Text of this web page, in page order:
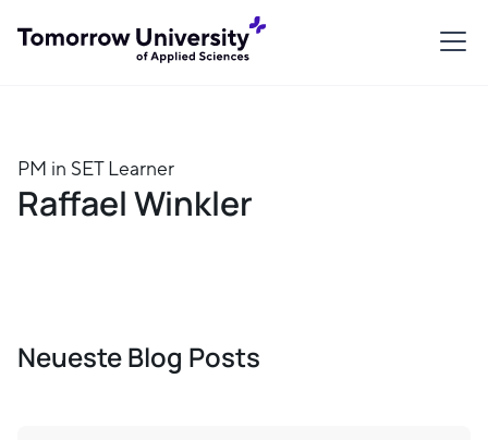
PM in SET Learner
Raffael Winkler
Neueste Blog Posts